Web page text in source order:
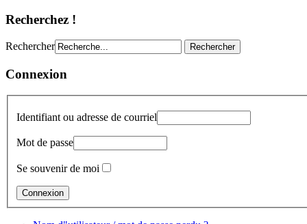
Recherchez !
Rechercher
Connexion
Identifiant ou adresse de courriel
Mot de passe
Se souvenir de moi